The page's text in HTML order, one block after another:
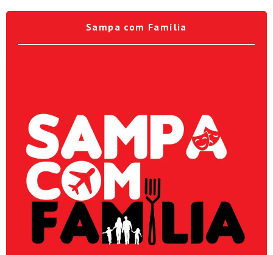
Sampa com Família